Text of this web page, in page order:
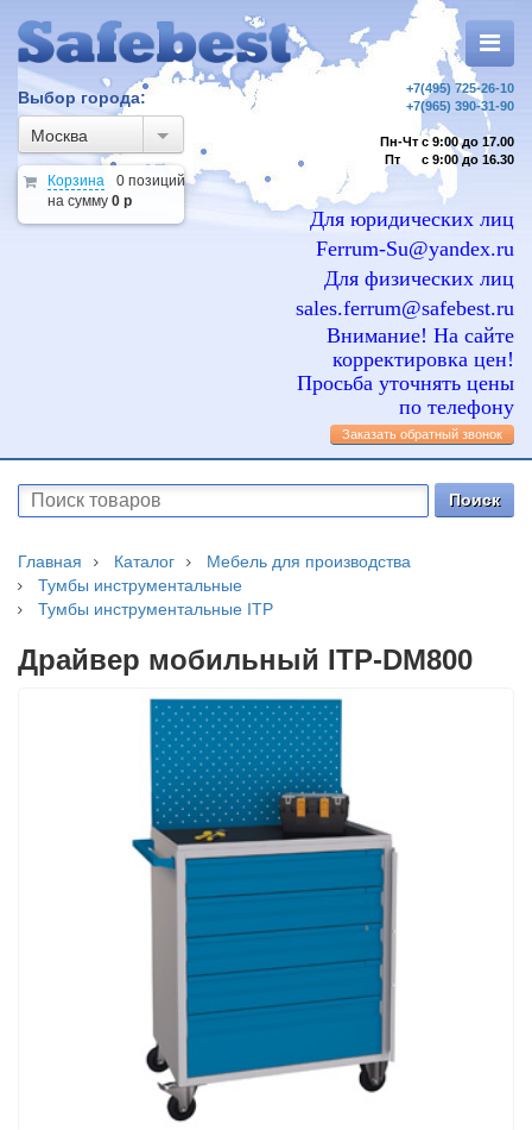
Выбор города:
Москва
Корзина
0 позиций
на сумму 0 р
+7(495) 725-26-10
+7(965) 390-31-90
Пн-Чт с 9:00 до 17.00
Пт с 9:00 до 16.30
Для юридических лиц
Ferrum-Su@yandex.ru
Для физических лиц
sales.ferrum@safebest.ru
Внимание! На сайте
корректировка цен!
Просьба уточнять цены
по телефону
Заказать обратный звонок
Главная Каталог
Мебель для производства
Тумбы инструментальные
Тумбы инструментальные ITP
Драйвер мобильный ITP-DM800